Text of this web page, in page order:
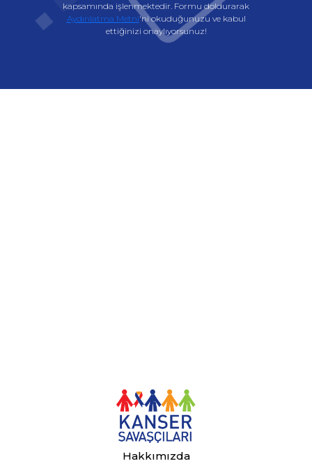
kapsamında işlenmektedir. Formu doldurarak
Aydınlatma Metni'ni okuduğunuzu ve kabul
ettiğinizi onaylıyorsunuz!
Hakkımızda